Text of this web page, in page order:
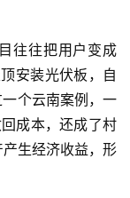
往往把用户变成
安装光伏板，自
个云南案例，一
成本，还成了村
生经济收益，形